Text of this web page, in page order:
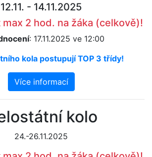
12.11. - 14.11.2025
2 hod. na žáka (celkově)!
: 17.11.2025 ve 12:00
kola postupují TOP 3 třídy!
Více informací
kolo
24.-26.11.2025